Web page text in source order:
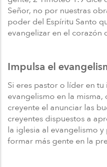
Señor, no por nuestras
poder del Espíritu Santo
evangelizar en el corazón
Impulsa el
Si eres pastor o líder en
evangelismo en la
creyente el anunciar las
creyentes dispuestos a
la iglesia al evangelismo
formar más gente en la